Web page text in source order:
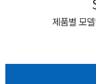
제품별 모